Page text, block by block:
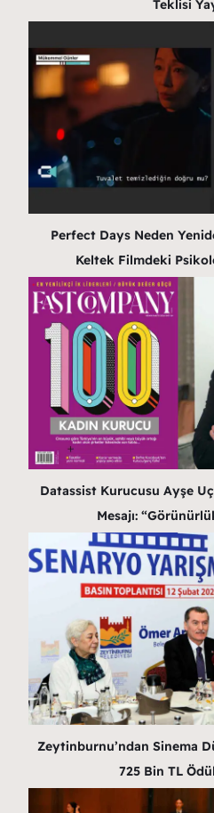
Teklisi
Perfect Days Neden
Keltek Filmdeki
Datassist Kurucusu Ayşe
Mesajı:
Zeytinburnu’ndan Sinema
725 Bin TL